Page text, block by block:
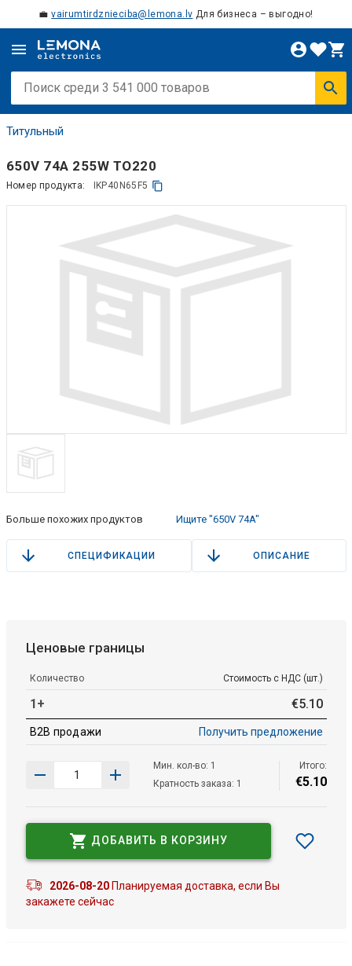
💼vairumtirdznieciba@lemona.lv Для бизнеса – выгодно!
Титульный
650V 74A 255W TO220
Номер продукта: IKP40N65F5
Больше похожих продуктов Ищите "650V 74A"
СПЕЦИФИКАЦИИ ОПИСАНИЕ
Ценовые границы
Количество Стоимость с НДС (шт.)
1+ €5.10
B2B продажи Получить предложение
Мин. кол-во: 1
Кратность заказа: 1
Итого:
€5.10
ДОБАВИТЬ В КОРЗИНУ
2026-08-20Планируемая доставка, если Вы
закажете сейчас